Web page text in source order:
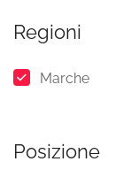
Regioni
Marche
Posizione